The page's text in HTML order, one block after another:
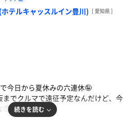
ン
ら(ﾟдﾟ)ｳﾏｰ
お茶濃い茶PREMIUM STRONG
ならえして以来🤣
いずみんさんとお話させてもらいま
がった感は否めない🤣けど、お付き
うございます🤣明日の🈂️活の参考に
せるためにカプセルに戻ってまった
ッチ目の🈂️活をいただきましょう💪
ウナ２セットのミストサウナ1セット
しかも湿度もヤバいので汗ダク
うやわ😱
にあるなぁ🤔
んのクソアツ(褒め言葉)のサウナ室
8分3セットのルーチンワークをこなせ
たのは露天風呂の炭酸湯♨️
とわりつくタイプの炭酸湯♨️なんだ
行きましょう。ハッスルパーク駐車
のは5時30分🤔
帯だな…しばらく待ちましょう。
暑いなぁ(￣▽￣;)
いんだよねぇ😲
で6時ピッタリにチェックイン。同時
イルームを確保😁なので午前中はこ
テルキャッスルイン豊川) [ 愛知県 ]
今日から夏休みの六連休🤪
までクルマで遠征予定なんだけど、今
🤔 続きを読む